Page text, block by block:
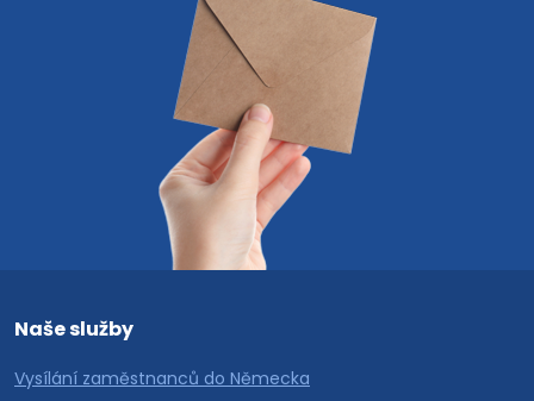
Naše služby
Vysílání zaměstnanců do Německa